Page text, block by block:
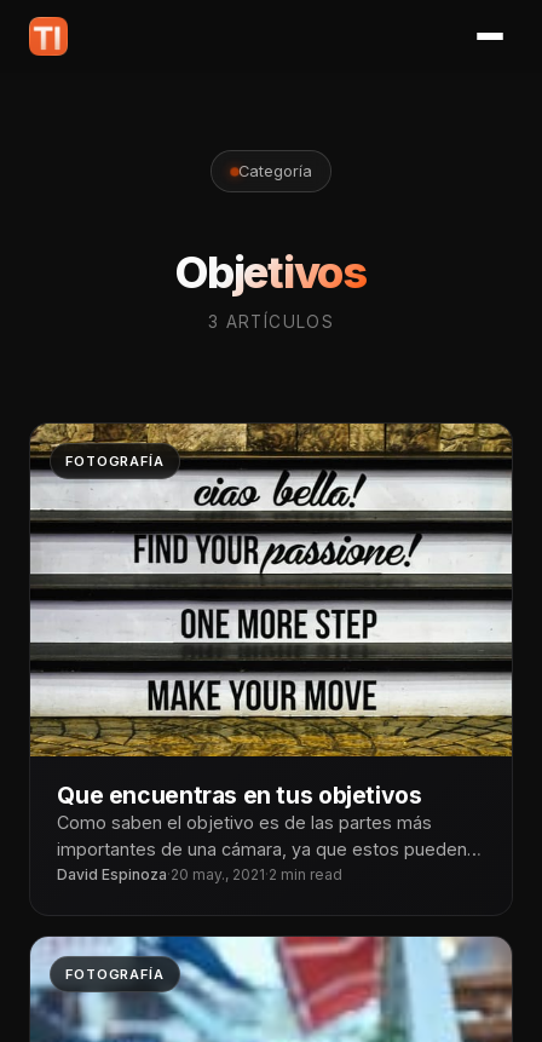
Categoría
Objetivos
3 ARTÍCULOS
FOTOGRAFÍA
Que encuentras en tus objetivos
Como saben el objetivo es de las partes más
importantes de una cámara, ya que estos pueden
cambiar totalmente tu
David Espinoza·20 may., 2021·2 min read
FOTOGRAFÍA